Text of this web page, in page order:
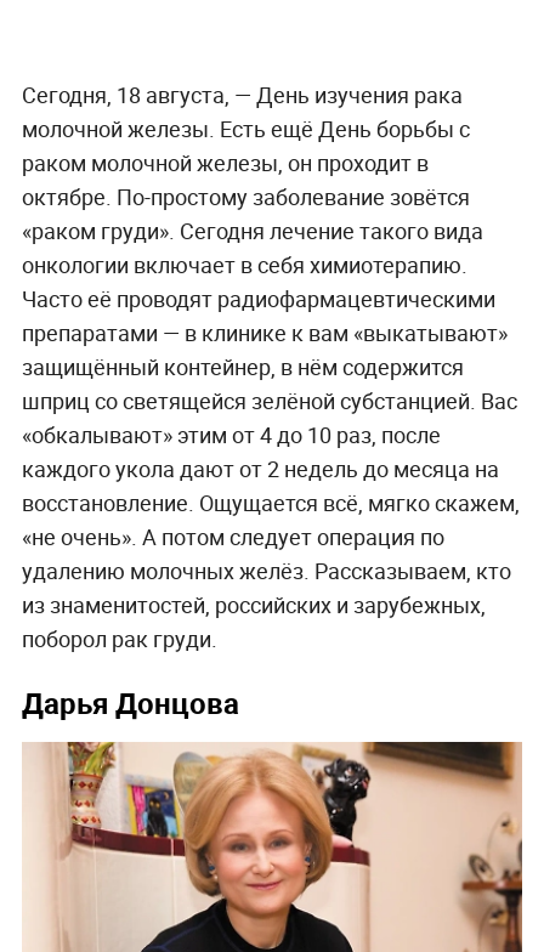
Сегодня, 18 августа, — День изучения рака
молочной железы. Есть ещё День борьбы с
раком молочной железы, он проходит в
октябре. По-простому заболевание зовётся
«раком груди». Сегодня лечение такого вида
онкологии включает в себя химиотерапию.
Часто её проводят радиофармацевтическими
препаратами — в клинике к вам «выкатывают»
защищённый контейнер, в нём содержится
шприц со светящейся зелёной субстанцией. Вас
«обкалывают» этим от 4 до 10 раз, после
каждого укола дают от 2 недель до месяца на
восстановление. Ощущается всё, мягко скажем,
«не очень». А потом следует операция по
удалению молочных желёз. Рассказываем, кто
из знаменитостей, российских и зарубежных,
поборол рак груди.
Дарья Донцова